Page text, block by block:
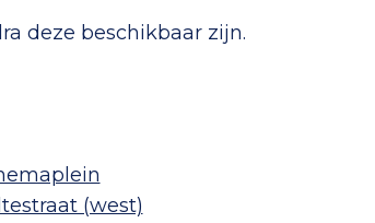
deze beschikbaar zijn.
(west)